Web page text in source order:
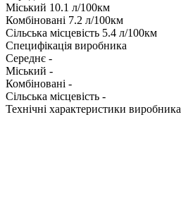
Міський 10.1 л/100км
Комбіновані 7.2 л/100км
Сільська місцевість 5.4 л/100км
Специфікація виробника
Середнє -
Міський -
Комбіновані -
Сільська місцевість -
Технічні характеристики виробника